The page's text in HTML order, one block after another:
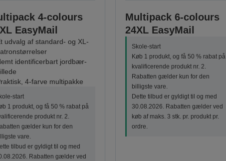
4-colours
EasyMail
udvalg af standard- og XL-
identificerbart jordbær-
4-farve multipakke
start
1 produkt, og få 50 % rabat på
produkt nr. 2.
gælder kun for den
vare.
tilbud er gyldigt til og med
Rabatten gælder ved
Multipack 6-colours
24XL EasyMail
Skole-start
Køb 1 produkt, og få 50 % rabat på
kvalificerende produkt nr. 2.
Rabatten gælder kun for den
billigste vare.
Dette tilbud er gyldigt til og med
30.08.2026. Rabatten gælder ved
køb af maks. 3 stk. pr. produkt pr.
ordre.